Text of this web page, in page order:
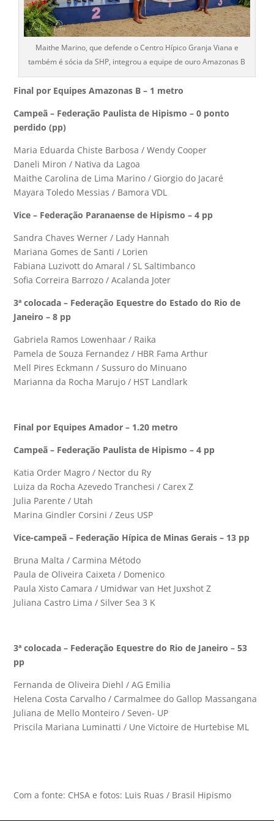
Maithe Marino, que defende o Centro Hípico Granja Viana e
também é sócia da SHP, integrou a equipe de ouro Amazonas B
Final por Equipes Amazonas B – 1 metro
Campeã – Federação Paulista de Hipismo – 0 ponto
perdido (pp)
Maria Eduarda Chiste Barbosa / Wendy Cooper
Daneli Miron / Nativa da Lagoa
Maithe Carolina de Lima Marino / Giorgio do Jacaré
Mayara Toledo Messias / Bamora VDL
Vice – Federação Paranaense de Hipismo – 4 pp
Sandra Chaves Werner / Lady Hannah
Mariana Gomes de Santi / Lorien
Fabiana Luzivott do Amaral / SL Saltimbanco
Sofia Correira Barrozo / Acalanda Joter
3ª colocada – Federação Equestre do Estado do Rio de
Janeiro – 8 pp
Gabriela Ramos Lowenhaar / Raika
Pamela de Souza Fernandez / HBR Fama Arthur
Mell Pires Eckmann / Sussuro do Minuano
Marianna da Rocha Marujo / HST Landlark
Final por Equipes Amador – 1.20 metro
Campeã – Federação Paulista de Hipismo – 4 pp
Katia Order Magro / Nector du Ry
Luiza da Rocha Azevedo Tranchesi / Carex Z
Julia Parente / Utah
Marina Gindler Corsini / Zeus USP
Vice-campeã – Federação Hípica de Minas Gerais – 13 pp
Bruna Malta / Carmina Método
Paula de Oliveira Caixeta / Domenico
Paula Xisto Camara / Umidwar van Het Juxshot Z
Juliana Castro Lima / Silver Sea 3 K
3ª colocada – Federação Equestre do Rio de Janeiro – 53
pp
Fernanda de Oliveira Diehl / AG Emilia
Helena Costa Carvalho / Carmalmee do Gallop Massangana
Juliana de Mello Monteiro / Seven- UP
Priscila Mariana Luminatti / Une Victoire de Hurtebise ML
Com a fonte: CHSA e fotos: Luis Ruas / Brasil Hipismo